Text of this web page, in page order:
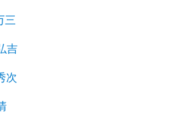
三
吉
次